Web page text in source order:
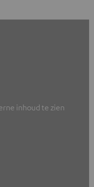
inhoud te zien